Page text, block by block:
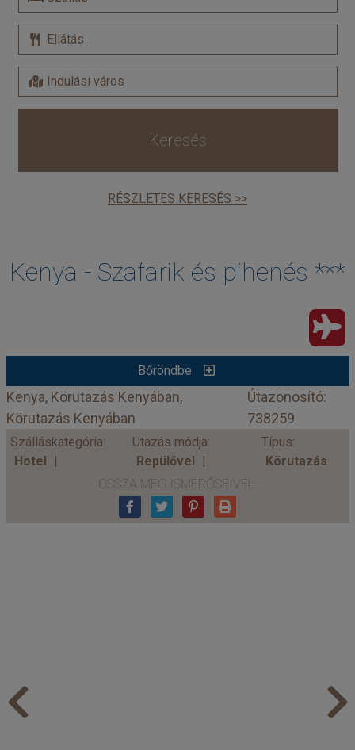
Keresés
RÉSZLETES KERESÉS >>
Kenya - Szafarik és pihenés ***
Bőröndbe
Kenya, Körutazás Kenyában,
Körutazás Kenyában
Útazonosító:
738259
Szálláskategória:
Hotel
Utazás módja:
Repülővel
Típus:
Körutazás
OSSZA MEG ISMERŐSEIVEL: